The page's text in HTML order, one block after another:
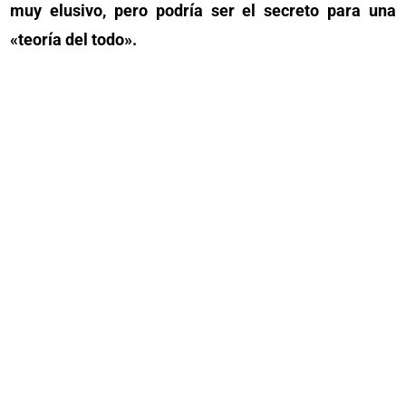
muy elusivo, pero podría ser el secreto para una
«teoría del todo».